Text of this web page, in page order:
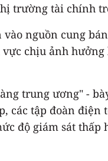
trường tài chính
nguồn cung
chịu ảnh
trung ương" -
các tập đoàn điện
độ giám sát thấp